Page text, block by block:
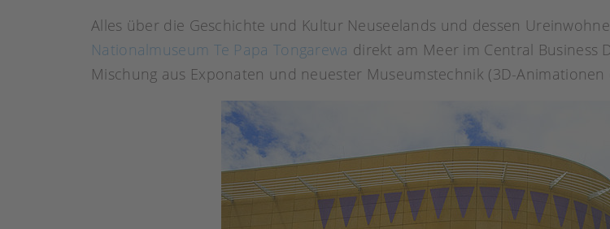
Alles über die Geschichte und Kultur Neuseelands und dessen
Nationalmuseum Te Papa Tongarewa direkt am Meer im Central Business
Mischung aus Exponaten und neuester Museumstechnik (3D-Animationen